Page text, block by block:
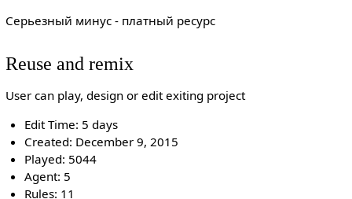
Серьезный минус - платный ресурс
Reuse and remix
User can play, design or edit exiting project
Edit Time: 5 days
Created: December 9, 2015
Played: 5044
Agent: 5
Rules: 11